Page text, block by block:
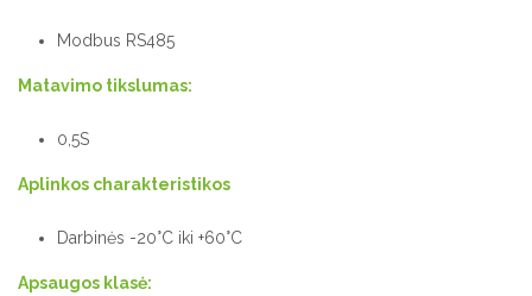
Modbus RS485
Matavimo tikslumas:
0,5S
Aplinkos charakteristikos
Darbinės -20°C iki +60°C
Apsaugos klasė: